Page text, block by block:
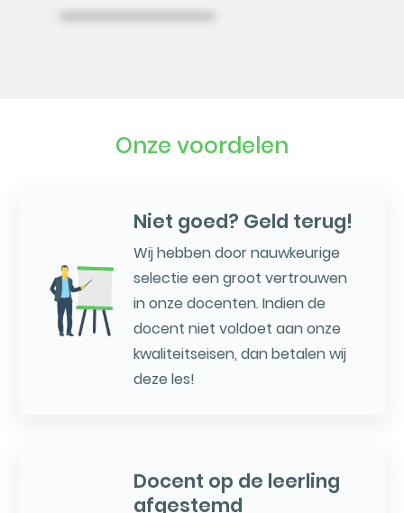
Onze voordelen
Niet goed? Geld terug!
Wij hebben door nauwkeurige
selectie een groot vertrouwen
in onze docenten. Indien de
docent niet voldoet aan onze
kwaliteitseisen, dan betalen wij
deze les!
Docent op de leerling
afgestemd